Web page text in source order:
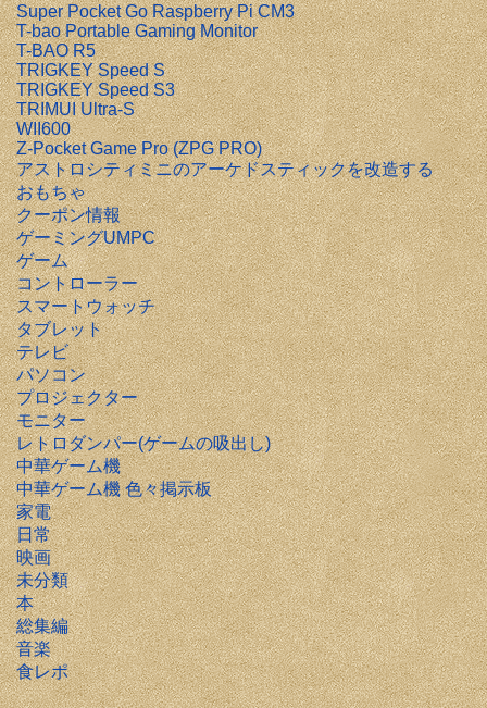
Super Pocket Go Raspberry Pi CM3
T-bao Portable Gaming Monitor
T-BAO R5
TRIGKEY Speed S
TRIGKEY Speed S3
TRIMUI Ultra-S
WII600
Z-Pocket Game Pro (ZPG PRO)
アストロシティミニのアーケドスティックを改造する
おもちゃ
クーポン情報
ゲーミングUMPC
ゲーム
コントローラー
スマートウォッチ
タブレット
テレビ
パソコン
プロジェクター
モニター
レトロダンパー(ゲームの吸出し)
中華ゲーム機
中華ゲーム機 色々掲示板
家電
日常
映画
未分類
本
総集編
音楽
食レポ